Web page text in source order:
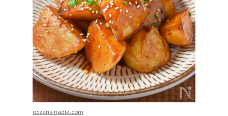
oceans-nadia.com